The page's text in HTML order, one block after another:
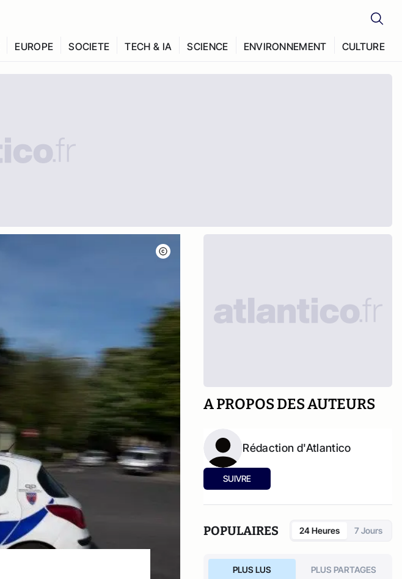
EUROPE SOCIETE TECH & IA SCIENCE ENVIRONNEMENT CULTURE
A PROPOS DES AUTEURS
Rédaction d'Atlantico
SUIVRE
POPULAIRES 24 Heures 7 Jours
PLUS LUS PLUS PARTAGES